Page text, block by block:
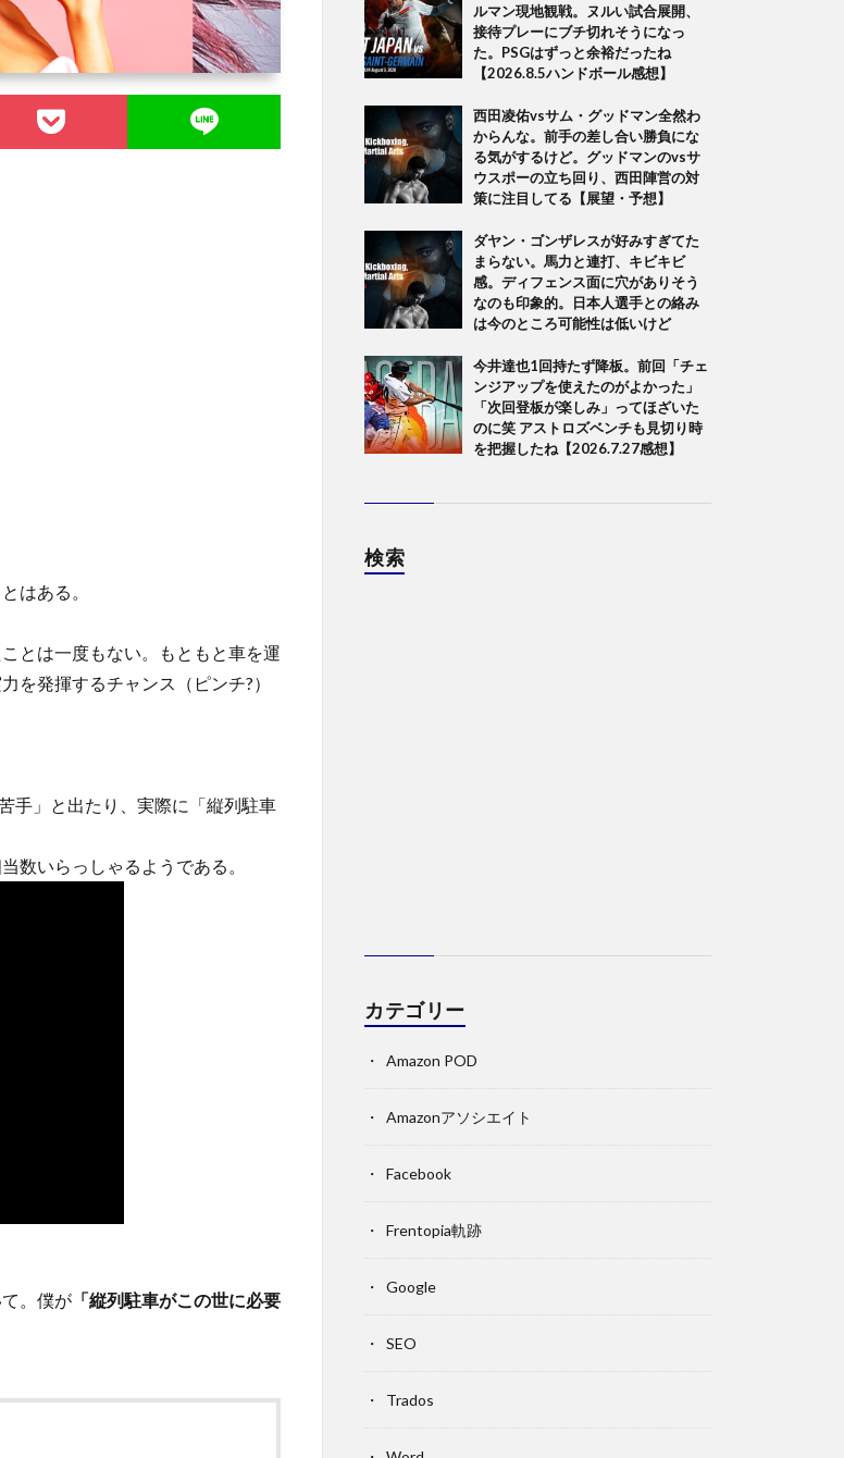
はある。
とは一度もない。もともと車を運
を発揮するチャンス（ピンチ?）
手」と出たり、実際に「縦列駐車
数いらっしゃるようである。
。僕が 「縦列駐車がこの世に必要
ルマン現地観戦。ヌルい試合展開、
接待プレーにブチ切れそうになっ
た。PSGはずっと余裕だったね
【2026.8.5ハンドボール感想】
西田凌佑vsサム・グッドマン全然わ
からんな。前手の差し合い勝負にな
る気がするけど。グッドマンのvsサ
ウスポーの立ち回り、西田陣営の対
策に注目してる【展望・予想】
ダヤン・ゴンザレスが好みすぎてた
まらない。馬力と連打、キビキビ
感。ディフェンス面に穴がありそう
なのも印象的。日本人選手との絡み
は今のところ可能性は低いけど
今井達也1回持たず降板。前回「チェ
ンジアップを使えたのがよかった」
「次回登板が楽しみ」ってほざいた
のに笑 アストロズベンチも見切り時
を把握したね【2026.7.27感想】
検索
カテゴリー
Amazon POD
Amazonアソシエイト
Facebook
Frentopia軌跡
Google
SEO
Trados